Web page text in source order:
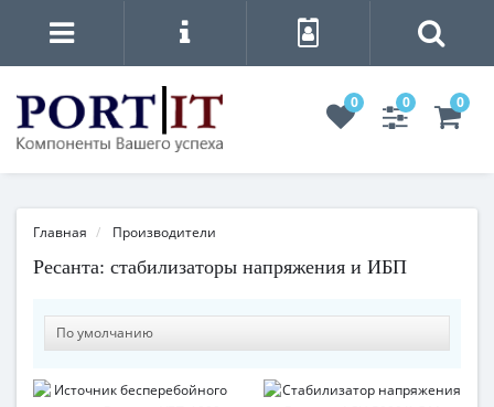
0 0 0
Главная Производители
Ресанта: стабилизаторы напряжения и ИБП